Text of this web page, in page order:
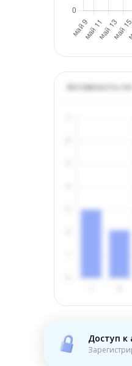
Активность
Доступ к